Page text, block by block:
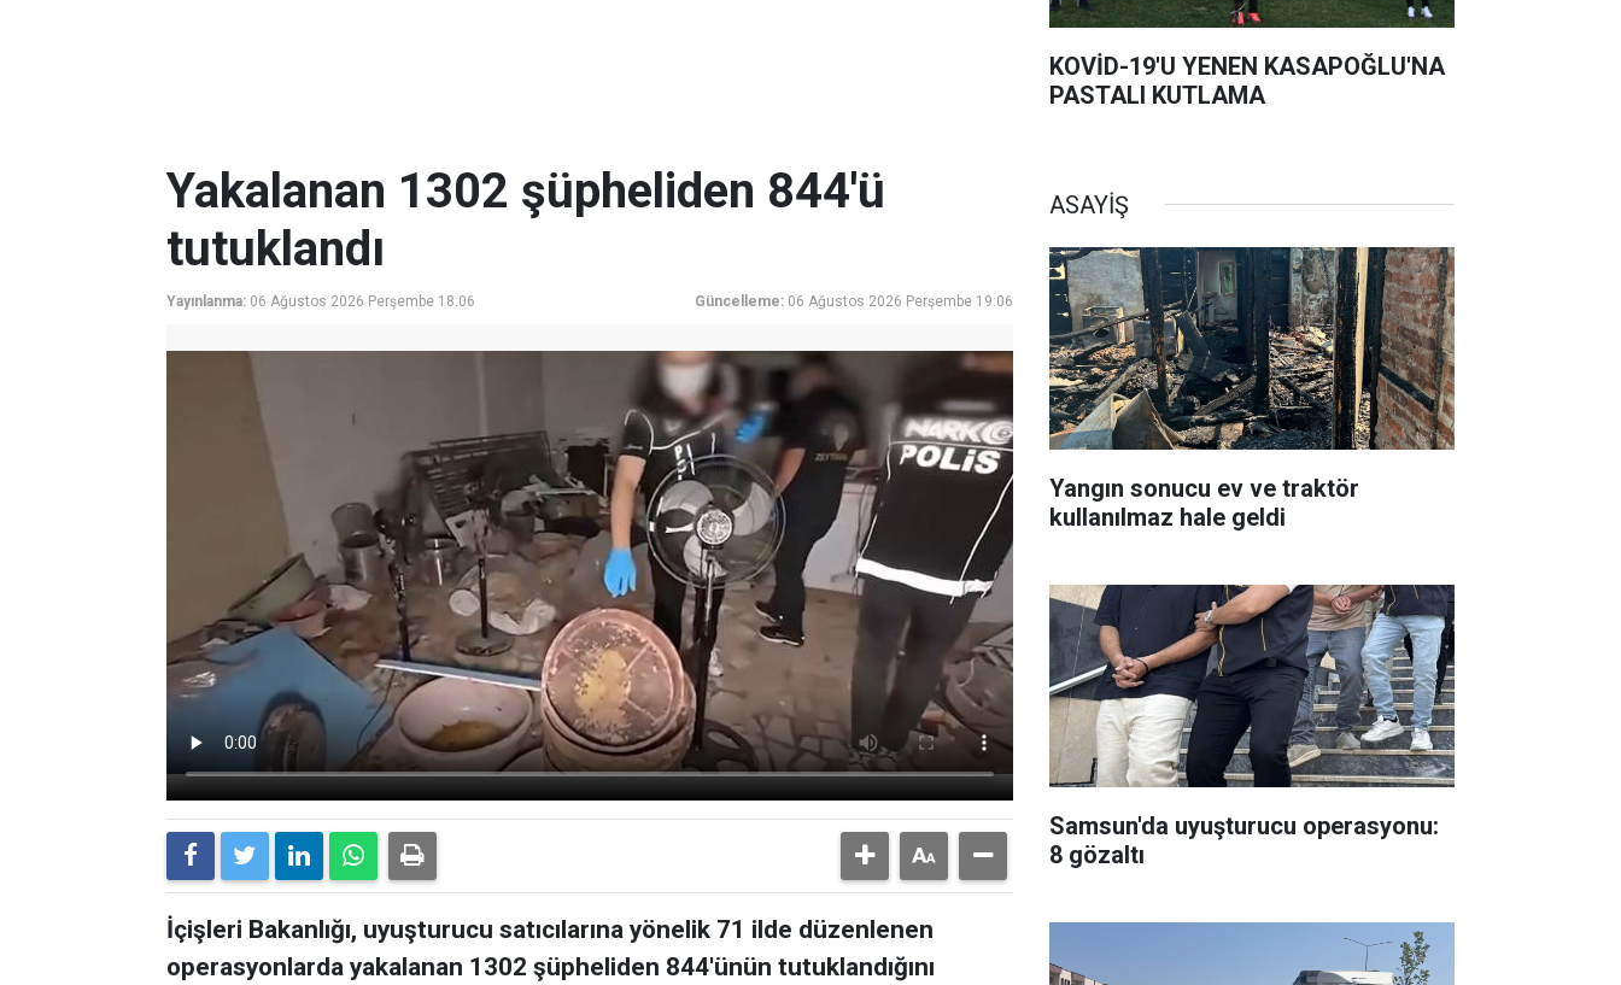
KOVİD-19'U YENEN KASAPOĞLU'NA
PASTALI KUTLAMA
Yakalanan 1302 şüpheliden 844'ü
tutuklandı
Yayınlanma: 06 Ağustos 2026 Perşembe 18:06 Güncelleme: 06 Ağustos 2026 Perşembe 19:06
İçişleri Bakanlığı, uyuşturucu satıcılarına yönelik 71 ilde düzenlenen
operasyonlarda yakalanan 1302 şüpheliden 844'ünün tutuklandığını
ASAYİŞ
Yangın sonucu ev ve traktör
kullanılmaz hale geldi
Samsun'da uyuşturucu operasyonu:
8 gözaltı